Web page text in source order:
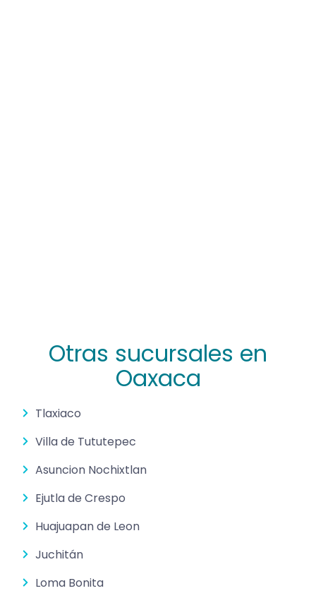
Otras sucursales en
Oaxaca
Tlaxiaco
Villa de Tututepec
Asuncion Nochixtlan
Ejutla de Crespo
Huajuapan de Leon
Juchitán
Loma Bonita